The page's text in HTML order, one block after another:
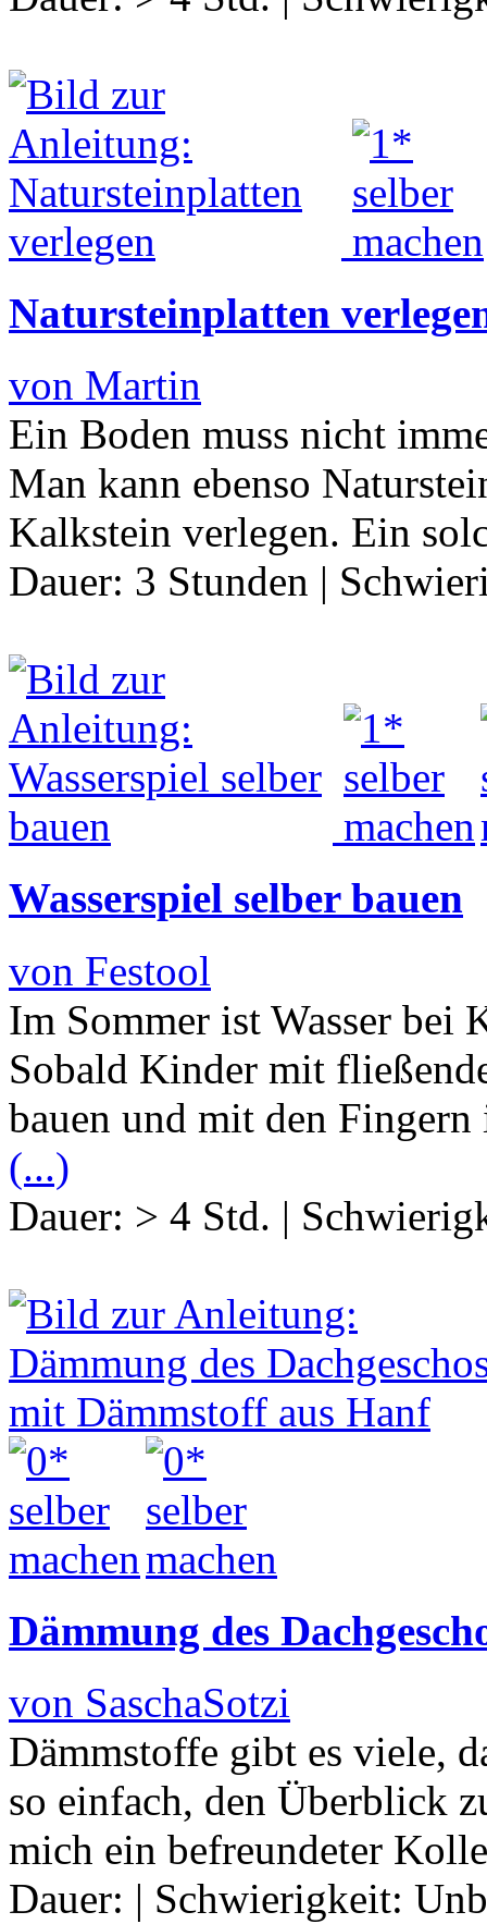
Natursteinplatten
von Martin
Ein Boden muss nicht
Man kann ebenso
Kalkstein verlegen. Ein
Dauer: 3 Stunden |
Wasserspiel selber bauen
von Festool
Im Sommer ist Wasser bei
Sobald Kinder mit
bauen und mit den
(...)
Dauer: > 4 Std. |
Dämmung des
von SaschaSotzi
Dämmstoffe gibt es viele,
so einfach, den Überblick
mich ein befreundeter
Dauer: | Schwierigkeit: